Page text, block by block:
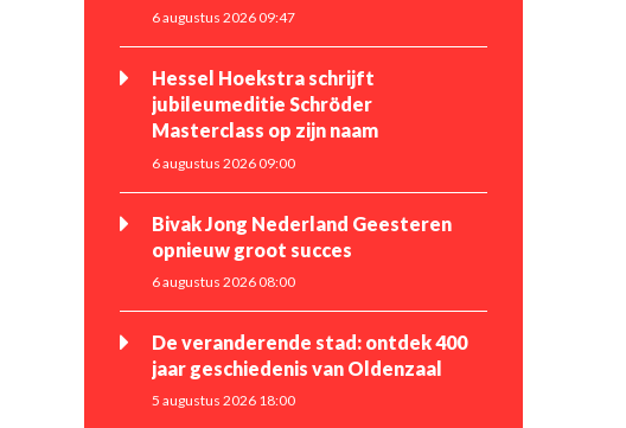
6 augustus 2026 09:47
Hessel Hoekstra schrijft
jubileumeditie Schröder
Masterclass op zijn naam
6 augustus 2026 09:00
Bivak Jong Nederland Geesteren
opnieuw groot succes
6 augustus 2026 08:00
De veranderende stad: ontdek 400
jaar geschiedenis van Oldenzaal
5 augustus 2026 18:00